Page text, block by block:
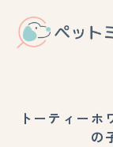
トーティーホ
の